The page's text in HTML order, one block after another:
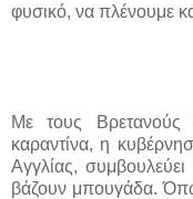
φυσικό, να πλένουμε
Με τους Βρετανούς
καραντίνα, η
Αγγλίας,
βάζουν μπουγάδα.